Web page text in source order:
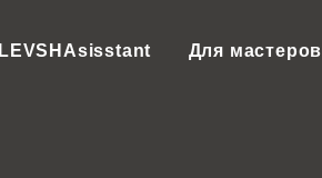
LEVSHAsisstant Для мастеров